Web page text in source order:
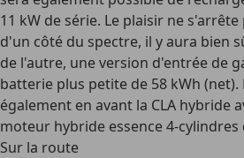
11 kW de série. Le plaisir ne
d'un côté du spectre, il y aura bien
de l'autre, une version d'entrée de
batterie plus petite de 58 kWh
également en avant la CLA hybride
moteur hybride essence 4-cylindres
Sur la route